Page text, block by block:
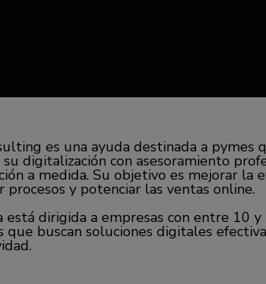
es una ayuda destinada a pymes
su digitalización con asesoramiento
a medida. Su objetivo es mejorar la
procesos y potenciar las ventas online.
está dirigida a empresas con entre 10 y
que buscan soluciones digitales